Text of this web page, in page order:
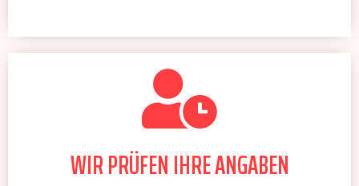
WIR PRÜFEN IHRE ANGABEN